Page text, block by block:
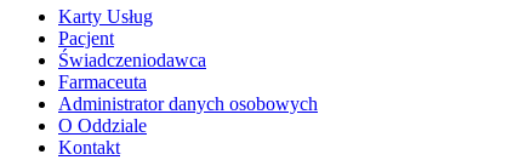
Karty Usług
Pacjent
Świadczeniodawca
Farmaceuta
Administrator danych osobowych
O Oddziale
Kontakt